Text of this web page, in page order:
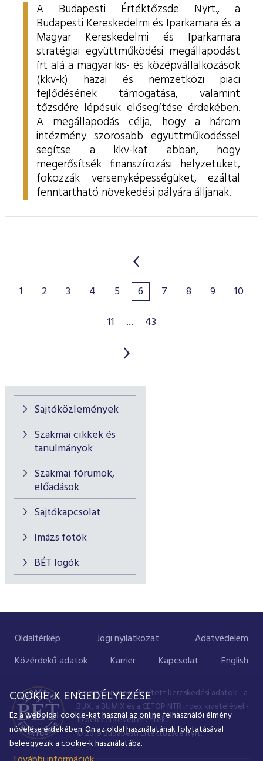
Sajtóközlemények
Szakmai cikkek és
tanulmányok
Szakmai fórumok,
előadások
Sajtókapcsolat
Imázs fotók
BÉT logók
A Budapesti Értéktőzsde Nyrt., a
Budapesti Kereskedelmi és Iparkamara és a
Magyar Kereskedelmi és Iparkamara
stratégiai együttműködési megállapodást
írt alá a magyar kis- és középvállalkozások
(kkv-k) hazai és nemzetközi piaci
fejlődésének támogatása, valamint
tőzsdére lépésük elősegítése érdekében.
A megállapodás célja, hogy a három
intézmény szorosabb együttműködéssel
segítse a kkv-kat abban, hogy
megerősítsék finanszírozási helyzetüket,
fokozzák versenyképességüket, ezáltal
fenntartható növekedési pályára álljanak.
1 2 3 4 5 6 7 8 9
10
11
... 43
Oldaltérkép Jogi nyilatkozat
Adatvédelem
Közérdekű adatok
Karrier Kapcsolat English
A portálon megjelenített kereskedési adatok - a
BUX, a BUMIX és a CETOP NTR index kivételével -
15 perccel késleltetettek.
© 2019 Budapesti Értéktőzsde Nyrt.
COOKIE-K ENGEDÉLYEZÉSE
Ez a weboldal cookie-kat használ az online felhasználói élmény
növelése érdekében. Ön az oldal használatának folytatásával
beleegyezik a cookie-k használatába.